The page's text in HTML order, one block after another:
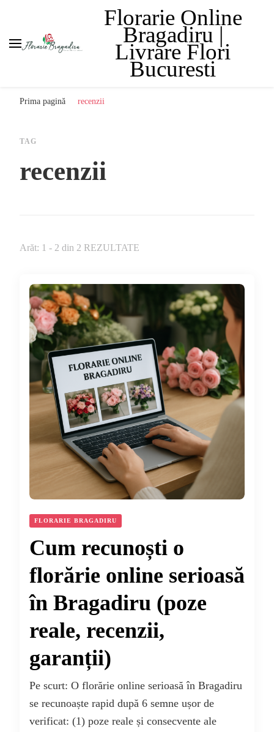
Florarie Online
Bragadiru |
Livrare Flori
Bucuresti
Prima pagină recenzii
TAG
recenzii
Arăt: 1 - 2 din 2 REZULTATE
FLORARIE BRAGADIRU
Cum recunoști o
florărie online serioasă
în Bragadiru (poze
reale, recenzii,
garanții)
Pe scurt: O florărie online serioasă în Bragadiru
se recunoaște rapid după 6 semne ușor de
verificat: (1) poze reale și consecvente ale